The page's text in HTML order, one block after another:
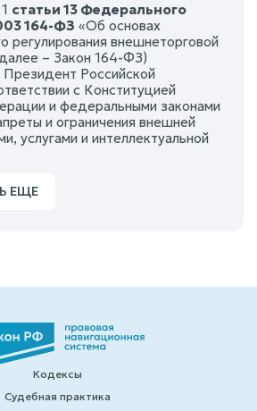
статьи 13 Федерального
164-ФЗ «Об основах
регулирования внешнеторговой
– Закон 164-ФЗ)
Российской
с Конституцией
и федеральными законами
и ограничения внешней
услугами и интеллектуальной
ЕЩЕ
Кодексы
Судебная практика